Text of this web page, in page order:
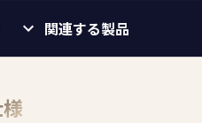
関連する製品